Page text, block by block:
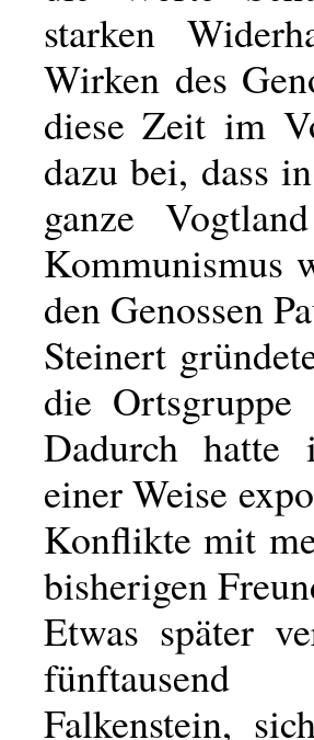
starken
Wirken des
diese Zeit im
dazu bei, dass
ganze
Kommunismus
den Genossen
Steinert
die
Dadurch
einer Weise
Konflikte mit
bisherigen
Etwas später
Falkenstein,